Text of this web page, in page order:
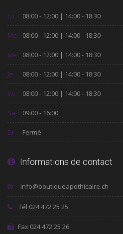
Lu 08:00 - 12:00 | 14:00 - 18:30
Ma 08:00 - 12:00 | 14:00 - 18:30
Me 08:00 - 12:00 | 14:00 - 18:30
Je 08:00 - 12:00 | 14:00 - 18:30
Ve 08:00 - 12:00 | 14:00 - 18:30
Sa 09:00 - 16:00
Di Fermé
Informations de contact
Tél 024 472 25 25
Fax 024 472 25 26